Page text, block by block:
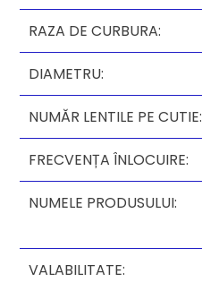
RAZA DE CURBURA:
DIAMETRU:
NUMĂR LENTILE PE CUTIE:
FRECVENȚA ÎNLOCUIRE:
NUMELE PRODUSULUI:
VALABILITATE: